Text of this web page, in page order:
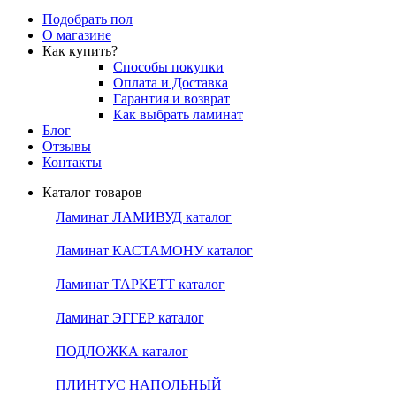
Подобрать пол
О магазине
Как купить?
Способы покупки
Оплата и Доставка
Гарантия и возврат
Как выбрать ламинат
Блог
Отзывы
Контакты
Каталог товаров
Ламинат ЛАМИВУД каталог
Ламинат КАСТАМОНУ каталог
Ламинат ТАРКЕТТ каталог
Ламинат ЭГГЕР каталог
ПОДЛОЖКА каталог
ПЛИНТУС НАПОЛЬНЫЙ